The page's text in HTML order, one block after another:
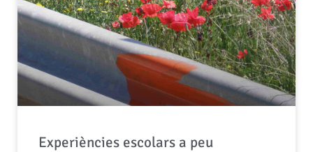
Experiències escolars a peu